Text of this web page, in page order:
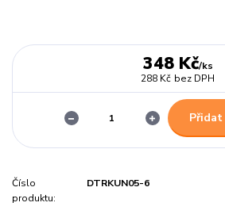
348 Kč/ks
288 Kč bez DPH
Číslo
produktu:
DTRKUN05-6